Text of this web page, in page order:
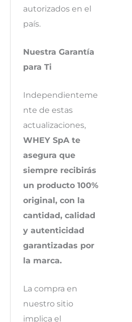
autorizados en el
país.
Nuestra Garantía
para Ti
Independienteme
nte de estas
actualizaciones,
WHEY SpA te
asegura que
siempre recibirás
un producto 100%
original, con la
cantidad, calidad
y autenticidad
garantizadas por
la marca.
La compra en
nuestro sitio
implica el